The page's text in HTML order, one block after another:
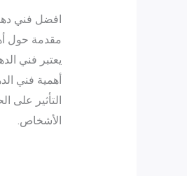
افضل فني
مقدمة حول
يعتبر فني
أهمية فني
التأثير على
الأشخاص.